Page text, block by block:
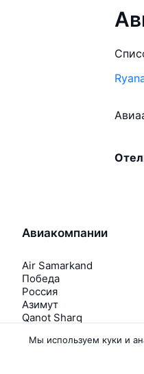
Авиакомпании
Air Samarkand
Победа
Россия
Азимут
Qanot Sharq
Мы используем куки и